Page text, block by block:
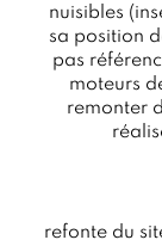
nuisibles
sa position
pas
moteurs
remonter
refonte du